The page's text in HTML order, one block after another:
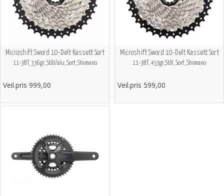
Microshift Sword 10-Delt Kassett Sort
11-38T, 336gr, Stål/alu, Sort, Shimano
Veil.pris 999,00
Microshift Sword 10-Delt Kassett Sort
11-38T, 453gr,Stål, Sort, Shimano
Veil.pris 599,00